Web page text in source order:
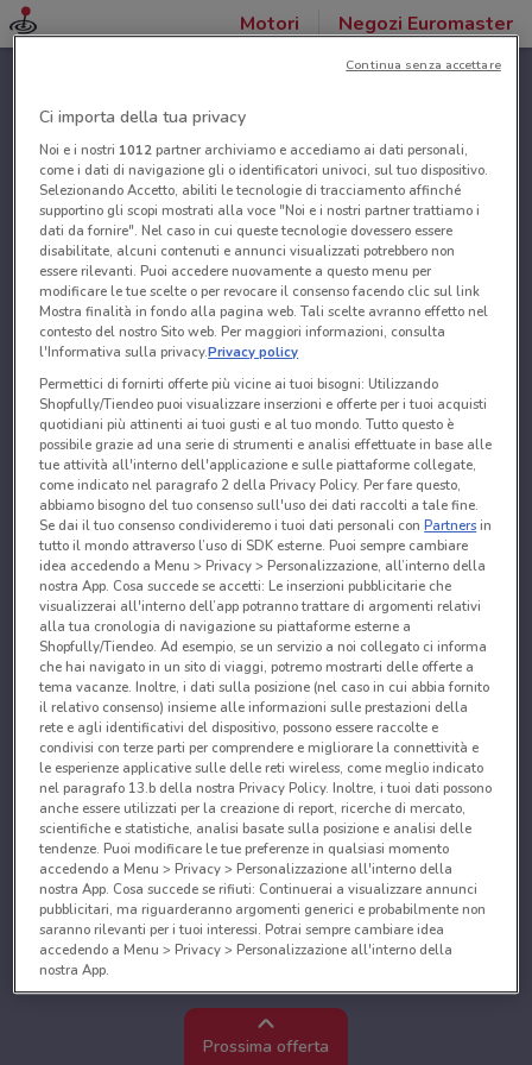
Motori Negozi Euromaster
Prossima offerta
Ci importa della tua privacy
Noi e i nostri 1012partner archiviamo e accediamo ai dati personali,
come i dati di navigazione gli o identificatori univoci, sul tuo dispositivo.
Selezionando Accetto, abiliti le tecnologie di tracciamento affinché
supportino gli scopi mostrati alla voce "Noi e i nostri partner trattiamo i
dati da fornire". Nel caso in cui queste tecnologie dovessero essere
disabilitate, alcuni contenuti e annunci visualizzati potrebbero non
essere rilevanti. Puoi accedere nuovamente a questo menu per
modificare le tue scelte o per revocare il consenso facendo clic sul link
Mostra finalità in fondo alla pagina web. Tali scelte avranno effetto nel
contesto del nostro Sito web. Per maggiori informazioni, consulta
l'Informativa sulla privacy.Privacy policy
Permettici di fornirti offerte più vicine ai tuoi bisogni: Utilizzando
Shopfully/Tiendeo puoi visualizzare inserzioni e offerte per i tuoi acquisti
quotidiani più attinenti ai tuoi gusti e al tuo mondo. Tutto questo è
possibile grazie ad una serie di strumenti e analisi effettuate in base alle
tue attività all'interno dell'applicazione e sulle piattaforme collegate,
come indicato nel paragrafo 2 della Privacy Policy. Per fare questo,
abbiamo bisogno del tuo consenso sull'uso dei dati raccolti a tale fine.
Se dai il tuo consenso condivideremo i tuoi dati personali conPartnersin
tutto il mondo attraverso l’uso di SDK esterne. Puoi sempre cambiare
idea accedendo a Menu > Privacy > Personalizzazione, all’interno della
nostra App. Cosa succede se accetti: Le inserzioni pubblicitarie che
visualizzerai all'interno dell’app potranno trattare di argomenti relativi
alla tua cronologia di navigazione su piattaforme esterne a
Shopfully/Tiendeo. Ad esempio, se un servizio a noi collegato ci informa
che hai navigato in un sito di viaggi, potremo mostrarti delle offerte a
tema vacanze. Inoltre, i dati sulla posizione (nel caso in cui abbia fornito
il relativo consenso) insieme alle informazioni sulle prestazioni della
rete e agli identificativi del dispositivo, possono essere raccolte e
condivisi con terze parti per comprendere e migliorare la connettività e
le esperienze applicative sulle delle reti wireless, come meglio indicato
nel paragrafo 13.b della nostra Privacy Policy. Inoltre, i tuoi dati possono
anche essere utilizzati per la creazione di report, ricerche di mercato,
scientifiche e statistiche, analisi basate sulla posizione e analisi delle
tendenze. Puoi modificare le tue preferenze in qualsiasi momento
accedendo a Menu > Privacy > Personalizzazione all'interno della
nostra App. Cosa succede se rifiuti: Continuerai a visualizzare annunci
pubblicitari, ma riguarderanno argomenti generici e probabilmente non
saranno rilevanti per i tuoi interessi. Potrai sempre cambiare idea
accedendo a Menu > Privacy > Personalizzazione all'interno della
nostra App.
Noi e i nostri partner trattiamo i dati per fornire:
Utilizzare dati di geolocalizzazione precisi. Scansione attiva delle
caratteristiche del dispositivo ai fini dell’identificazione. Archiviare
Continua senza accettare